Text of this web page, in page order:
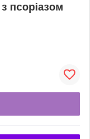
псоріазом